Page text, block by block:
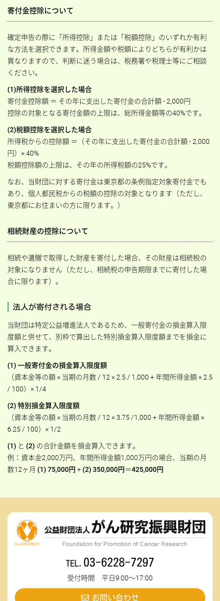
寄付金控除について
確定申告の際に「所得控除」または「税額控除」のいずれか有利
な方法を選択できます。 所得金額や税額によりどちらが有利かは
異なりますので、判断に迷う場合は、税務署や税理士等にご相談
ください。
(1)所得控除を選択した場合
寄付金控除額 ＝ その年に支出した寄付金の合計額 - 2,000円
控除の対象となる寄付金額の上限は、総所得金額等の40%です。
(2)税額控除を選択した場合
所得税からの控除額 ＝（その年に支出した寄付金の合計額 - 2,000
円）× 40%
税額控除額の上限は、その年の所得税額の25%です。
なお、当財団に対する寄付金は東京都の条例指定対象寄付金でも
あり、個人都民税からの税額の控除の対象となります（ただし、
東京都にお住まいの方に限ります。）
相続財産の控除について
相続や遺贈で取得した財産を寄付した場合、その財産は相続税の
対象になりません（ただし、相続税の申告期限までに寄付した場
合に限ります）。
法人が寄付される場合
当財団は特定公益増進法人であるため、一般寄付金の損金算入限
度額と併せて、別枠で算出した特別損金算入限度額までを損金に
算入できます。
(1) 一般寄付金の損金算入限度額
（資本金等の額 × 当期の月数 / 12 × 2.5 / 1,000 + 年間所得金額 × 2.5
/ 100）× 1/4
(2) 特別損金算入限度額
（資本金等の額 × 当期の月数 / 12 × 3.75 /1,000 + 年間所得金額 ×
6.25 / 100）× 1/2
(1) と (2) の合計金額を損金算入できます。
例：資本金2,000万円、年間所得金額1,000万円の場合、当期の月
数12ヶ月 (1) 75,000円 + (2) 350,000円＝425,000円
03-6228-7297
受付時間 平日9:00～17:00
お問い合わせ